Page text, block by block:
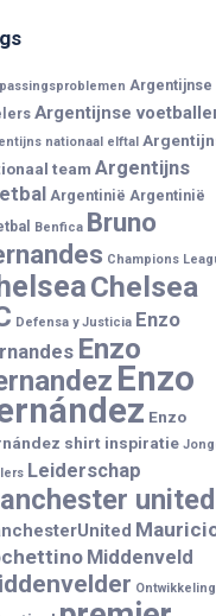
Argentijnse
Argentijnse
nationaal elftal
team Argentijns
Argentinië Argentinië
Benfica Bruno
Champions
Chelsea
Defensa y Justicia Enzo
Enzo
Enzo
Enzo
shirt inspiratie
Leiderschap
united
Middenveld
Ontwikkeling